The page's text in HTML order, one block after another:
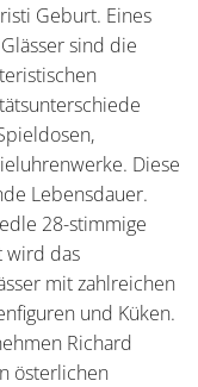
Geburt. Eines
sind die
Diese
Lebensdauer.
28-stimmige
wird das
mit zahlreichen
und Küken.
Richard
österlichen